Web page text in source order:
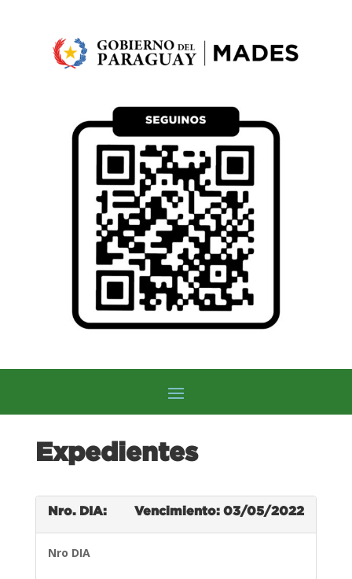
Expedientes
Nro. DIA: Vencimiento: 03/05/2022
Nro DIA